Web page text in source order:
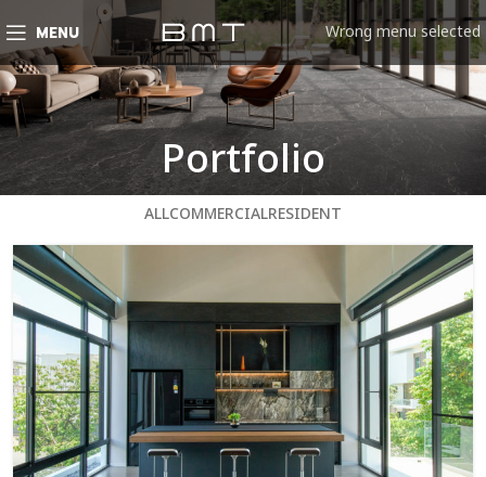
MENU Wrong menu selected
Portfolio
ALLCOMMERCIALRESIDENT